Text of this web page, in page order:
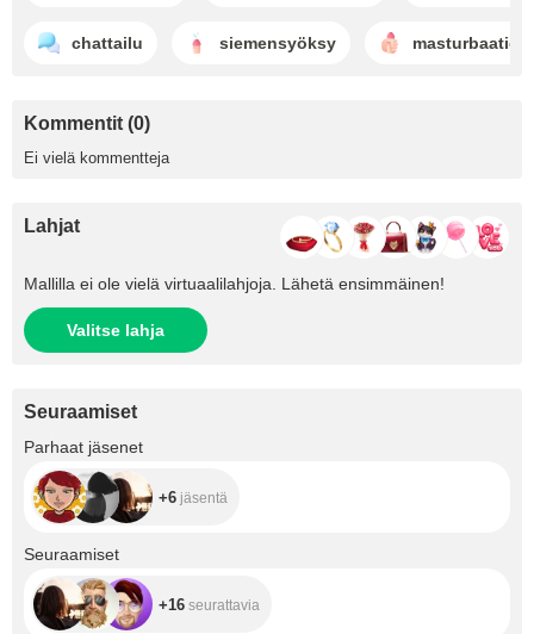
chattailu siemensyöksy masturbaatio
Kommentit (0)
Ei vielä kommentteja
Lahjat
Mallilla ei ole vielä virtuaalilahjoja. Lähetä ensimmäinen!
Valitse lahja
Seuraamiset
Parhaat jäsenet
+6 jäsentä
Seuraamiset
+16 seurattavia